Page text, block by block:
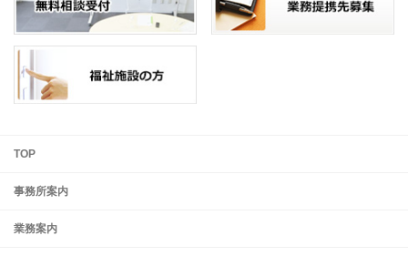
TOP
事務所案内
業務案内